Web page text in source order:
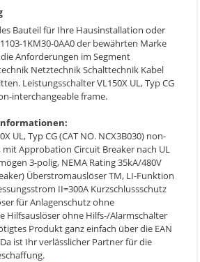
Bauteil für Ihre Hausinstallation oder
1KM30-0AA0 der bewährten Marke
Anforderungen im Segment
Netztechnik Schalttechnik Kabel
Leistungsschalter VL150X UL, Typ CG
interchangeable frame.
UL, Typ CG (CAT NO. NCX3B030) non-
Approbation Circuit Breaker nach UL
3-polig, NEMA Rating 35kA/480V
Überstromauslöser TM, LI-Funktion
II=300A Kurzschlussschutz
für Anlagenschutz ohne
Hilfsauslöser ohne Hilfs-/Alarmschalter
Produkt ganz einfach über die EAN
ist Ihr verlässlicher Partner für die